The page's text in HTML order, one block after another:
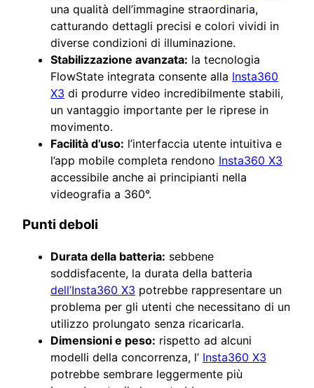
una qualità dell’immagine straordinaria,
catturando dettagli precisi e colori vividi in
diverse condizioni di illuminazione.
Stabilizzazione avanzata: la tecnologia
FlowState integrata consente alla Insta360
X3 di produrre video incredibilmente stabili,
un vantaggio importante per le riprese in
movimento.
Facilità d’uso: l’interfaccia utente intuitiva e
l’app mobile completa rendono Insta360 X3
accessibile anche ai principianti nella
videografia a 360°.
Punti deboli
Durata della batteria: sebbene
soddisfacente, la durata della batteria
dell’Insta360 X3 potrebbe rappresentare un
problema per gli utenti che necessitano di un
utilizzo prolungato senza ricaricarla.
Dimensioni e peso: rispetto ad alcuni
modelli della concorrenza, l’ Insta360 X3
potrebbe sembrare leggermente più